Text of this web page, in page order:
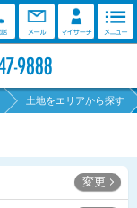
土地をエリアから探す
変更